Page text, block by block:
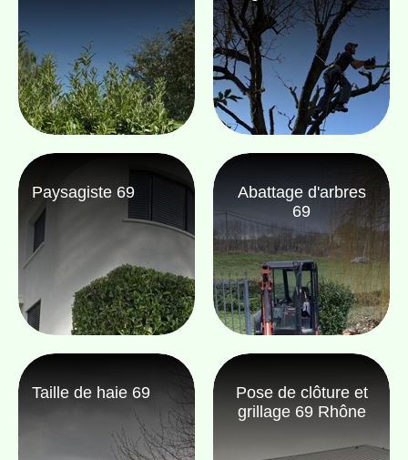
Paysagiste 69
Abattage d'arbres
69
Taille de haie 69
Pose de clôture et
grillage 69 Rhône